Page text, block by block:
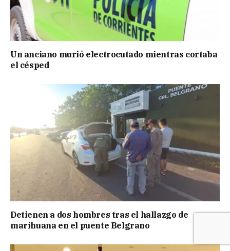
Un anciano murió electrocutado mientras cortaba
el césped
Detienen a dos hombres tras el hallazgo de
marihuana en el puente Belgrano